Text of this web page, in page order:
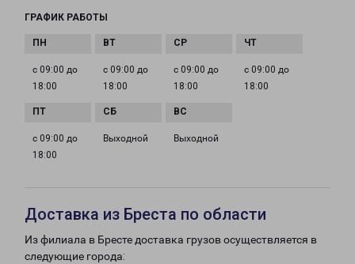
ГРАФИК РАБОТЫ
с 09:00 до
18:00
с 09:00 до
18:00
с 09:00 до
18:00
с 09:00 до
18:00
с 09:00 до
18:00
Выходной Выходной
Доставка из Бреста по области
Из филиала в Бресте доставка грузов осуществляется в
следующие города: